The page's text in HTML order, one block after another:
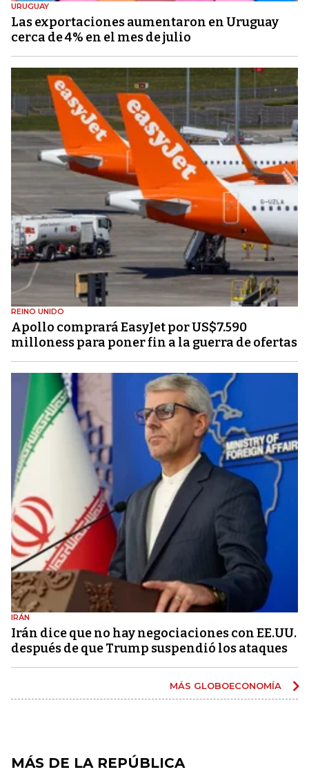
URUGUAY
Las exportaciones aumentaron en Uruguay
cerca de 4% en el mes de julio
REINO UNIDO
Apollo comprará EasyJet por US$7.590
milloness para poner fin a la guerra de ofertas
IRÁN
Irán dice que no hay negociaciones con EE.UU.
después de que Trump suspendió los ataques
MÁS GLOBOECONOMÍA
MÁS DE LA REPÚBLICA